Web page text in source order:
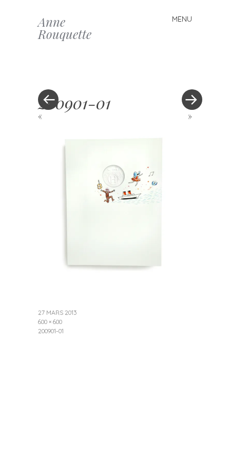
Anne
Rouquette
MENU
Skip to content
« »
200901-01
27 MARS 2013
600 × 600
200901-01